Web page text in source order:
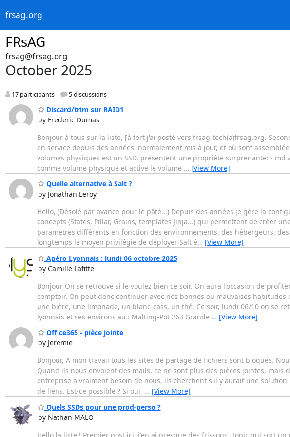
frsag.org
FRsAG
frsag@frsag.org
October 2025
17 participants 5 discussions
Discard/trim sur RAID1
by Frederic Dumas
Bonjour à tous sur la liste, [à tort j'ai posté vers frsag-tech(a)frsag.org.
en service depuis des années, normalement mis à jour, et où sont
volumes physiques est un SSD, présentent une propriété surprenante: -
comme volume physique et active le volume … [View More]
Quelle alternative à Salt ?
by Jonathan Leroy
Hello, (Désolé par avance pour le pâté...) Depuis des années je gère la
concepts (States, Pillar, Grains, templates Jinja...) qui permettent de créer
paramètres différents en fonction des environnements, des hébergeurs,
longtemps le moyen privilégié de déployer Salt é… [View More]
Apéro Lyonnais : lundi 06 octobre 2025
by Camille Lafitte
Bonjour On se retrouve si le voulez bien ce soir. On aura l'occasion de
comptoir. On peut donc continuer avec nos bonnes ou mauvaises
une bière, une limonade, un blanc-cass, un thé. Ce soir, lundi 06/10 on se
lyonnais et ses environs au : Malting-Pot 263 Grande … [View More]
Office365 - pièce jointe
by Jeremie
Bonjour, A mon travail tous les sites de partage de fichiers sont bloqués.
Quand ils nous envoient des mails, ce ne sont plus des pièces jointes,
entreprise a vraiment besoin de nous, ils cherchent s'il y aurait une
de liens. Est-ce possible ? Si oui, … [View More]
Quels SSDs pour une prod-perso ?
by Nathan MALO
Hello la liste ! Premier post ici, j'en ai presque des frissons. Topic qui sort